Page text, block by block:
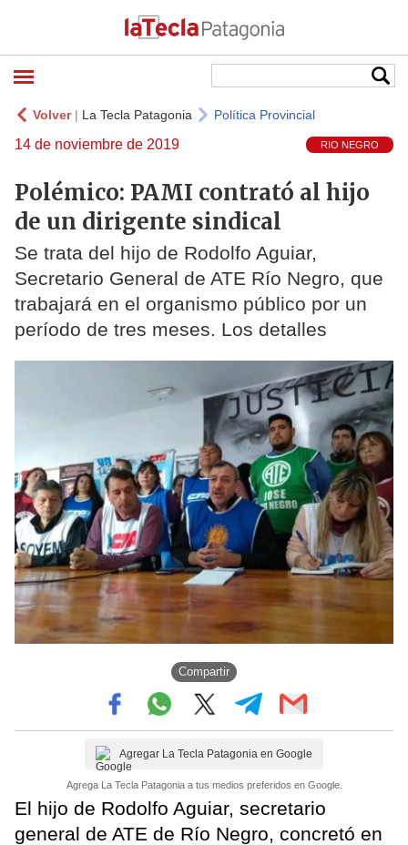
Volver| La Tecla Patagonia Política Provincial
14 de noviembre de 2019 RIO NEGRO
Polémico: PAMI contrató al hijo
de un dirigente sindical
Se trata del hijo de Rodolfo Aguiar,
Secretario General de ATE Río Negro, que
trabajará en el organismo público por un
período de tres meses. Los detalles
Compartir
Agregar La Tecla Patagonia en Google
Agrega La Tecla Patagonia a tus medios preferidos en Google.
El hijo de Rodolfo Aguiar, secretario
general de ATE de Río Negro, concretó en